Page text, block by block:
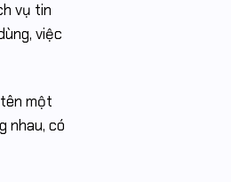
vụ tin
việc
một
nhau, có